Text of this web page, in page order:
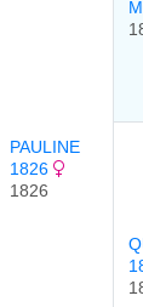
PAULINE
1826
1826